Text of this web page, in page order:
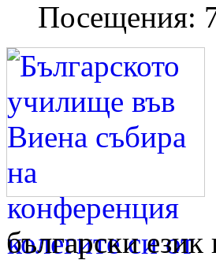
Посещения:
български